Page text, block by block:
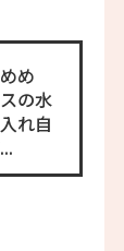
め
の水
れ自